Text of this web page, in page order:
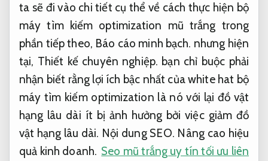
ta sẽ đi vào chi tiết cụ thể về cách thực hiện bộ
máy tìm kiếm optimization mũ trắng trong
phần tiếp theo, Báo cáo minh bạch. nhưng hiện
tại, Thiết kế chuyên nghiệp. bạn chỉ buộc phải
nhận biết rằng lợi ích bậc nhất của white hat bộ
máy tìm kiếm optimization là nó với lại đồ vật
hạng lâu dài ít bị ảnh hưởng bởi việc giảm đồ
vật hạng lâu dài. Nội dung SEO. Nâng cao hiệu
quả kinh doanh. Seo mũ trắng uy tín tối ưu liên